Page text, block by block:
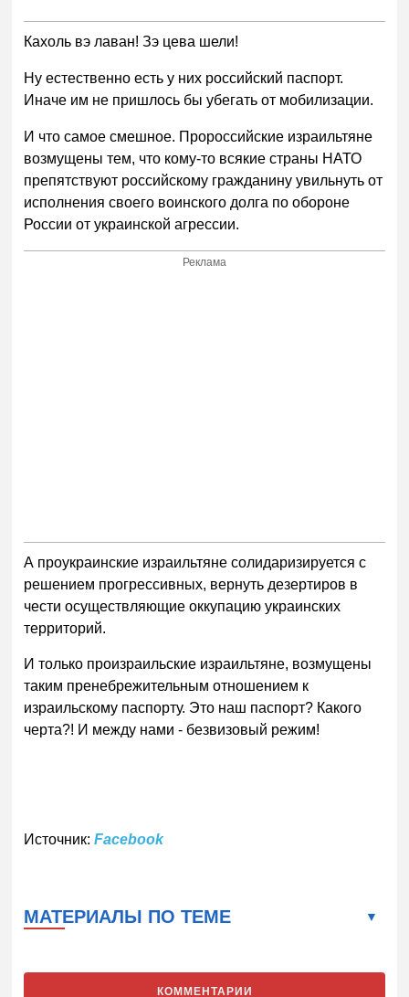
Кахоль вэ лаван! Зэ цева шели!
Ну естественно есть у них российский паспорт.
Иначе им не пришлось бы убегать от мобилизации.
И что самое смешное. Пророссийские израильтяне
возмущены тем, что кому-то всякие страны НАТО
препятствуют российскому гражданину увильнуть от
исполнения своего воинского долга по обороне
России от украинской агрессии.
Реклама
А проукраинские израильтяне солидаризируется с
решением прогрессивных, вернуть дезертиров в
чести осуществляющие оккупацию украинских
территорий.
И только произраильские израильтяне, возмущены
таким пренебрежительным отношением к
израильскому паспорту. Это наш паспорт? Какого
черта?! И между нами - безвизовый режим!
Источник: Facebook
МАТЕРИАЛЫ ПО ТЕМЕ
КОММЕНТАРИИ